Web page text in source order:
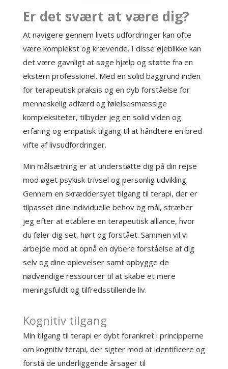
Er det svært at være dig?
At navigere gennem livets udfordringer kan ofte
være komplekst og krævende. I disse øjeblikke kan
det være gavnligt at søge hjælp og støtte fra en
ekstern professionel. Med en solid baggrund inden
for terapeutisk praksis og en dyb forståelse for
menneskelig adfærd og følelsesmæssige
kompleksiteter, tilbyder jeg en solid viden og
erfaring og empatisk tilgang til at håndtere en bred
vifte af livsudfordringer.
Min målsætning er at understøtte dig på din rejse
mod øget psykisk trivsel og personlig udvikling.
Gennem en skræddersyet tilgang til terapi, der er
tilpasset dine individuelle behov og mål, stræber
jeg efter at etablere en terapeutisk alliance, hvor
du føler dig set, hørt og forstået. Sammen vil vi
arbejde mod at opnå en dybere forståelse af dig
selv og dine oplevelser samt opbygge de
nødvendige ressourcer til at skabe et mere
meningsfuldt og tilfredsstillende liv.
Kognitiv tilgang
Min tilgang til terapi er dybt forankret i principperne
om kognitiv terapi, der sigter mod at identificere og
forstå de underliggende årsager til